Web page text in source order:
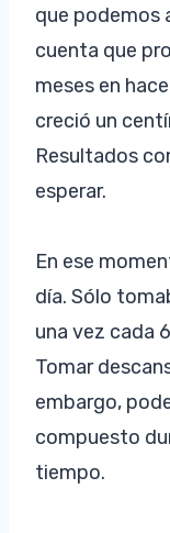
que podemos
cuenta que
meses en
creció un
Resultados
esperar.
En ese
día. Sólo
una vez cada
Tomar
embargo,
compuesto
tiempo.